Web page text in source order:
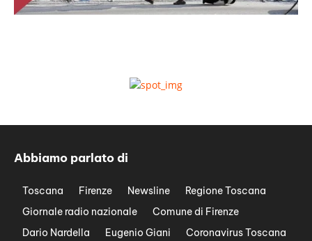
Abbiamo parlato di
Toscana Firenze Newsline
Regione Toscana
Giornale radio nazionale
Comune di Firenze
Dario Nardella
Eugenio Giani
Coronavirus Toscana